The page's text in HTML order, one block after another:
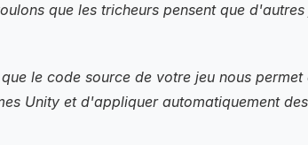
que les tricheurs pensent que
le code source de votre jeu nous
Unity et d'appliquer automatiquement